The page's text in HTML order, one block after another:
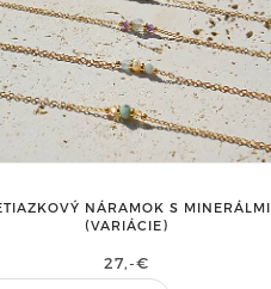
NÁRAMOK S MINERÁLMI
(VARIÁCIE)
27,-€